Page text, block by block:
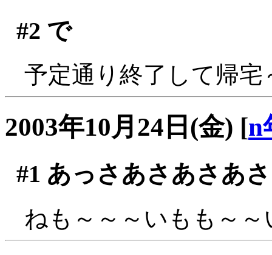
#2 で
予定通り終了して帰宅
2003年10月24日(金) [n
#1 あっさあさあさあ
ねも～～～いもも～～